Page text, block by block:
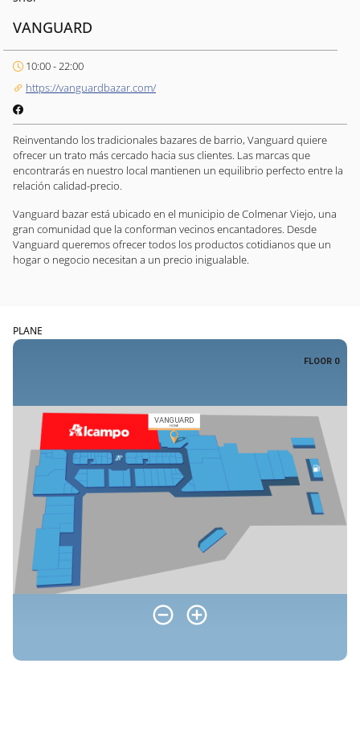
VANGUARD
10:00 - 22:00
https://vanguardbazar.com/
Reinventando los tradicionales bazares de barrio, Vanguard quiere
ofrecer un trato más cercado hacia sus clientes. Las marcas que
encontrarás en nuestro local mantienen un equilibrio perfecto entre la
relación calidad-precio.
Vanguard bazar está ubicado en el municipio de Colmenar Viejo, una
gran comunidad que la conforman vecinos encantadores. Desde
Vanguard queremos ofrecer todos los productos cotidianos que un
hogar o negocio necesitan a un precio inigualable.
PLANE